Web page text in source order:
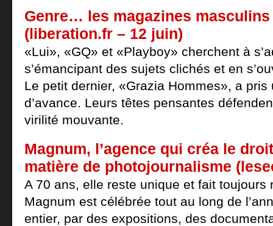
Genre… les magazines
(liberation.fr – 12 juin)
«Lui», «GQ» et «Playboy» cherchent à
s’émancipant des sujets clichés et en
Le petit dernier, «Grazia Hommes», a pris
d’avance. Leurs têtes pensantes
virilité mouvante.
Magnum, l’agence qui créa le
matière de photojournalisme
A 70 ans, elle reste unique et fait toujours
Magnum est célébrée tout au long de
entier, par des expositions, des